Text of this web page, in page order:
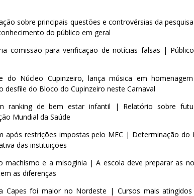
sobre principais questões e controvérsias da
do público em geral
comissão para verificação de notícias falsas |
do Núcleo Cupinzeiro, lança música em
desfile do Bloco do Cupinzeiro neste Carnaval
ranking de bem estar infantil | Relatório sobre
Mundial da Saúde
após restrições impostas pelo MEC | Determinação do
das instituições
machismo e a misoginia | A escola deve preparar as
as diferenças
Capes foi maior no Nordeste | Cursos mais